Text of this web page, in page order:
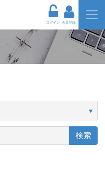
ログイン 会員登録